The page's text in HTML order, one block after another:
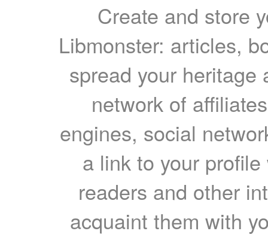
Create and store
Libmonster: articles,
spread your heritage
network of
engines, social
a link to your
readers and other
acquaint them with